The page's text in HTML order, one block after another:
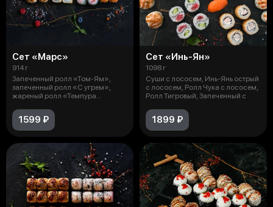
Сет «Марс»
914 г
Запеченный ролл «Том-Ям»,
запеченный ролл «С угрем»,
жареный ролл «Темпура
1599 ₽
Сет «Инь-Ян»
1098 г
Суши с лососем, Инь-Янь острый
с лососем, Ролл Чука с лососем,
Ролл Тигровый, Запеченный с
1899 ₽